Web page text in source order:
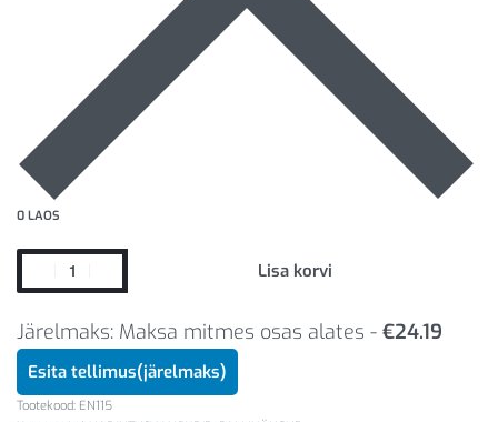
0 LAOS
Lisa korvi
Järelmaks: Maksa mitmes osas alates - €24.19
Esita tellimus(järelmaks)
EN115